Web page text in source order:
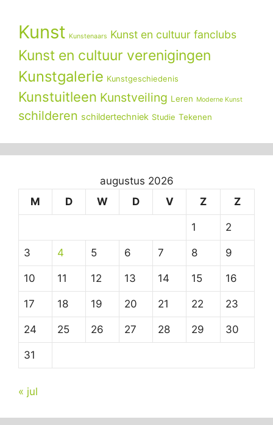
Kunst Kunstenaars Kunst en cultuur fanclubs
Kunst en cultuur verenigingen
Kunstgalerie Kunstgeschiedenis
Kunstuitleen Kunstveiling Leren Moderne Kunst
schilderen schildertechniek Studie Tekenen
augustus 2026
M
D W D V Z Z
1 2
3 4 5 6 7 8 9
10 11 12 13 14 15 16
17 18 19 20 21 22 23
24 25 26 27 28 29 30
31
« jul